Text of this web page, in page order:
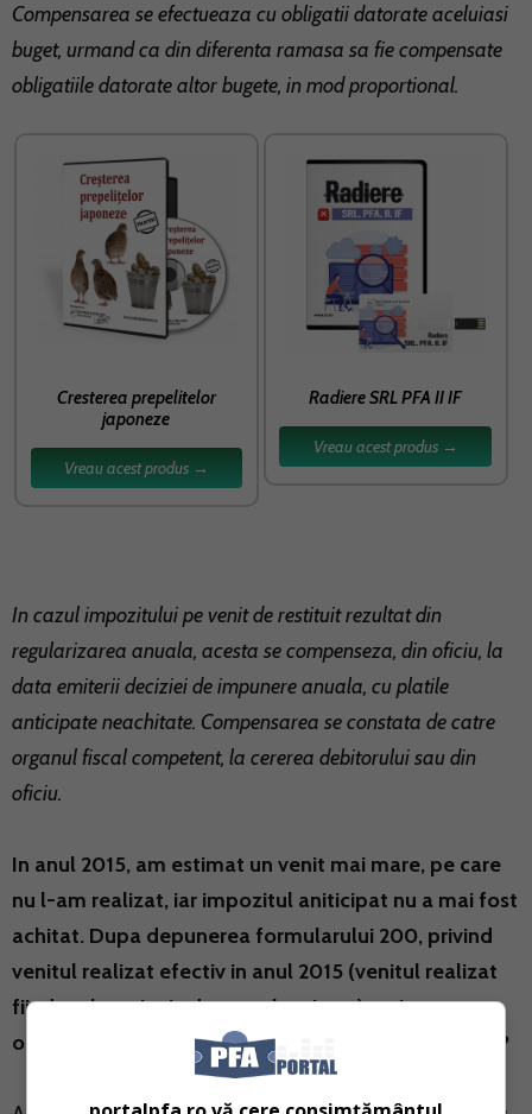
Compensarea se efectueaza cu obligatii datorate aceluiasi
buget, urmand ca din diferenta ramasa sa fie compensate
obligatiile datorate altor bugete, in mod proportional.
Cresterea prepelitelor
japoneze
Vreau acest produs →
Radiere SRL PFA II IF
Vreau acest produs →
In cazul impozitului pe venit de restituit rezultat din
regularizarea anuala, acesta se compenseza, din oficiu, la
data emiterii deciziei de impunere anuala, cu platile
anticipate neachitate. Compensarea se constata de catre
organul fiscal competent, la cererea debitorului sau din
oficiu.
In anul 2015, am estimat un venit mai mare, pe care
nu l-am realizat, iar impozitul aniticipat nu a mai fost
achitat. Dupa depunerea formularului 200, privind
venitul realizat efectiv in anul 2015 (venitul realizat
fiind mult mai mic decat cel estimat) mai am
obligatia de a face si platile anticpate pe anul 2015?